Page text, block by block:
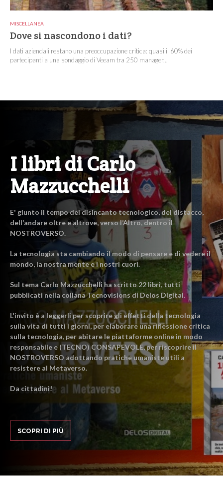
MISCELLANEA
Dove si nascondono i dati?
I dati aziendali restano una preoccupazione critica: quasi il 60% dei
partecipanti a una sondaggio di Veeam tra 250 manager...
I libri di Carlo
Mazzucchelli
E' giunto il tempo del disincanto tecnologico, del distacco,
dell’andare oltre e altrove, verso l’Altro, dentro il
NOSTROVERSO.
La tecnologia sta cambiando il modo di pensare e di vedere il
mondo, la nostra mente e i nostri cuori.
Sul tema Carlo Mazzucchelli ha scritto 22 libri, tutti
pubblicati nella collana Tecnovisions di Delos Digital.
L'invito è a leggerli per scoprire gli effetti della tecnologia
sulla vita di tutti i giorni, per elaborare una riflessione critica
sulla tecnologia, per abitare le piattaforme online in modo
responsabile e (TECNO) CONSAPEVOLE, per riscoprire il
NOSTROVERSO adottando pratiche umaniste utili a
resistere al Metaverso.
Da cittadini!
SCOPRI DI PIÙ